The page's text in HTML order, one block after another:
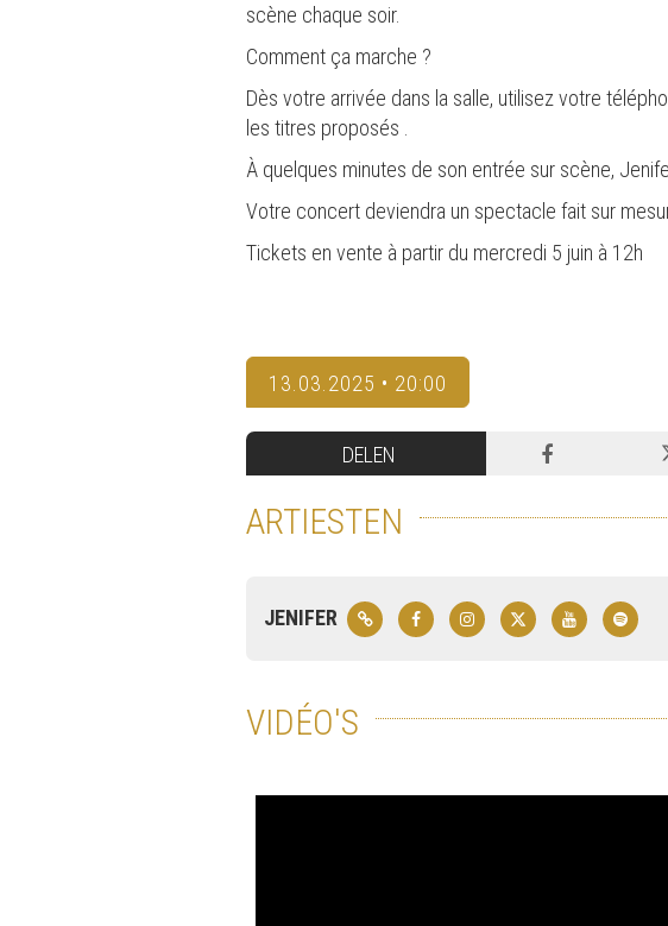
scène chaque soir.
Comment ça marche ?
Dès votre arrivée dans la salle, utilisez votre
les titres proposés .
À quelques minutes de son entrée sur scène,
Votre concert deviendra un spectacle fait sur
Tickets en vente à partir du mercredi 5 juin à 12h
13.03.2025 • 20:00
DELEN
ARTIESTEN
JENIFER
VIDÉO'S